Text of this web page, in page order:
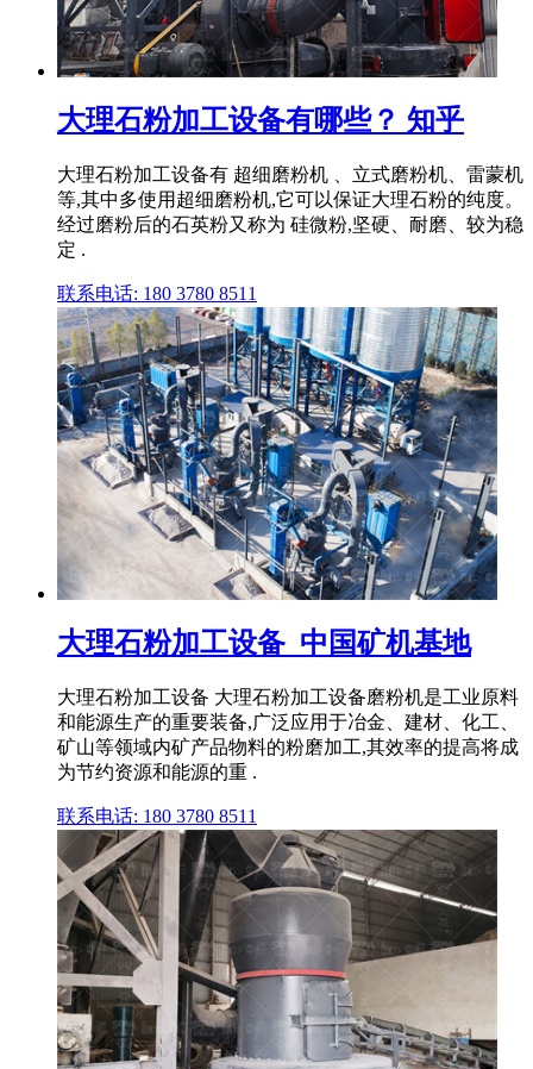
大理石粉加工设备有哪些？ 知乎
大理石粉加工设备有 超细磨粉机 、立式磨粉机、雷蒙机
等,其中多使用超细磨粉机,它可以保证大理石粉的纯度。
经过磨粉后的石英粉又称为 硅微粉,坚硬、耐磨、较为稳
定 .
联系电话: 180 3780 8511
大理石粉加工设备_中国矿机基地
大理石粉加工设备 大理石粉加工设备磨粉机是工业原料
和能源生产的重要装备,广泛应用于冶金、建材、化工、
矿山等领域内矿产品物料的粉磨加工,其效率的提高将成
为节约资源和能源的重 .
联系电话: 180 3780 8511